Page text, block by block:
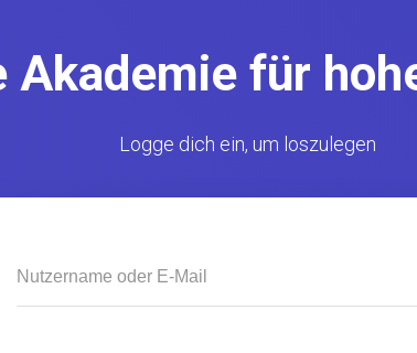
Akademie für
Logge dich ein, um loszulegen